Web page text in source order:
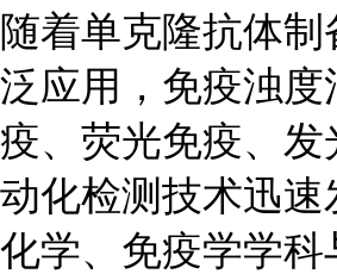
随着单克隆抗体
泛应用，免疫浊度
疫、荧光免疫、发
动化检测技术迅速
化学、免疫学学科